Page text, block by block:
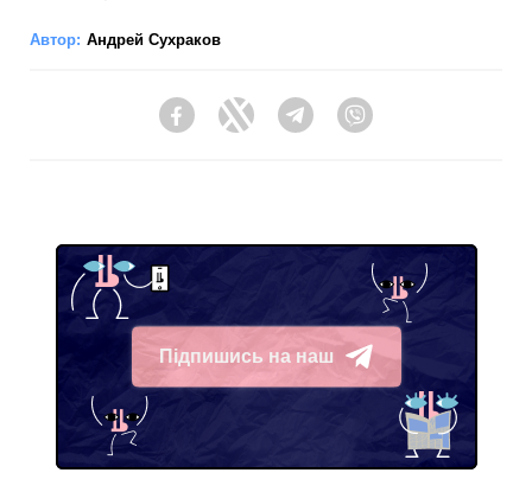
Автор: Андрей Сухраков
FacebookTwitter Telegram
Підпишись на наш
Telegram